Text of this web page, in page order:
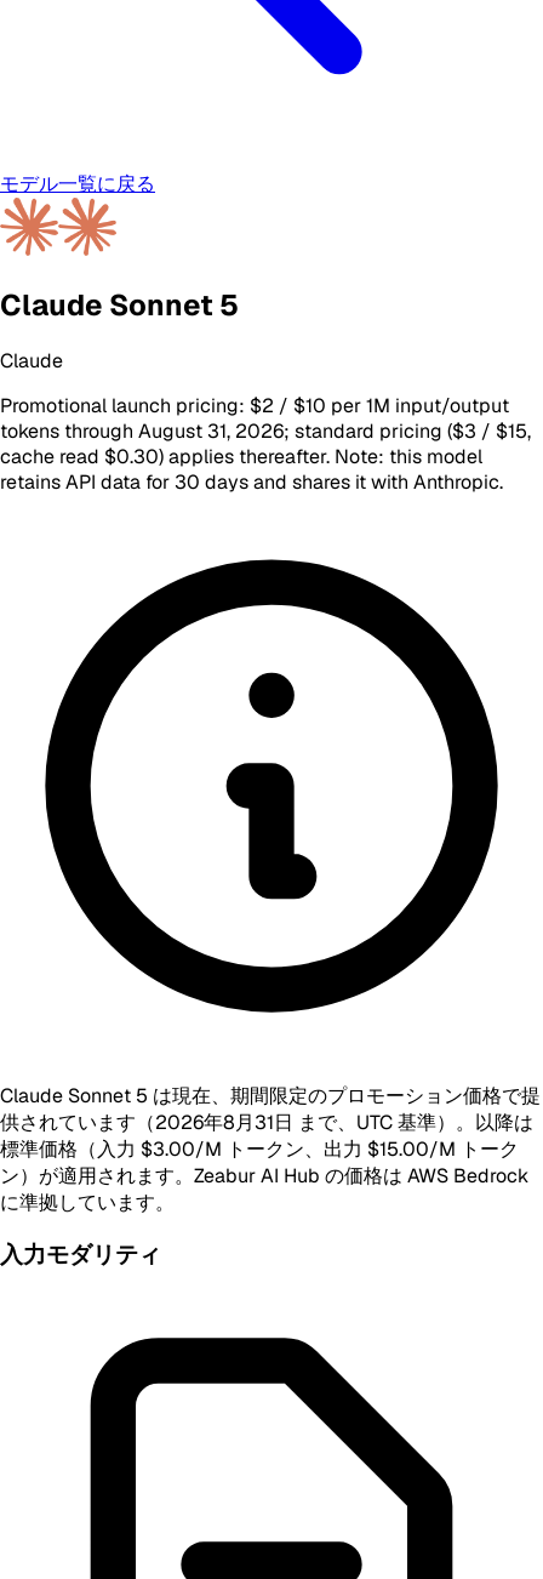
モデル一覧に戻る
Claude Sonnet 5
Claude
Promotional launch pricing: $2 / $10 per 1M input/output
tokens through August 31, 2026; standard pricing ($3 / $15,
cache read $0.30) applies thereafter. Note: this model
retains API data for 30 days and shares it with Anthropic.
Claude Sonnet 5 は現在、期間限定のプロモーション価格で提
供されています（2026年8月31日 まで、UTC 基準）。以降は
標準価格（入力 $3.00/M トークン、出力 $15.00/M トーク
ン）が適用されます。Zeabur AI Hub の価格は AWS Bedrock
に準拠しています。
入力モダリティ